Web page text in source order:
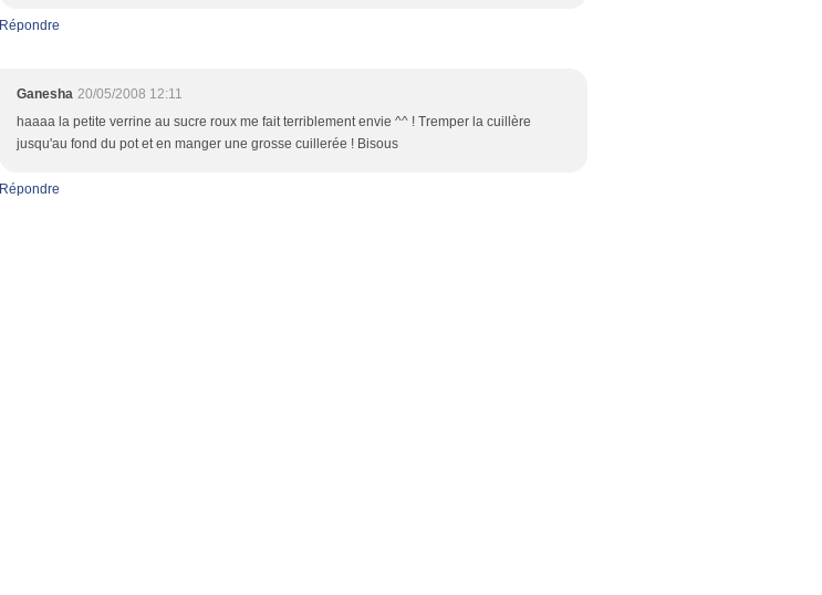
Répondre
Ganesha 20/05/2008 12:11
haaaa la petite verrine au sucre roux me fait terriblement envie ^^ ! Tremper la cuillère
jusqu'au fond du pot et en manger une grosse cuillerée ! Bisous
Répondre